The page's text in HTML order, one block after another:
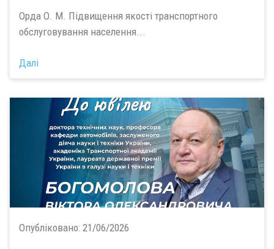
Орда О. М. Підвищення якості транспортного
обслуговування населення...
Далі
Опубліковано: 21/06/2026